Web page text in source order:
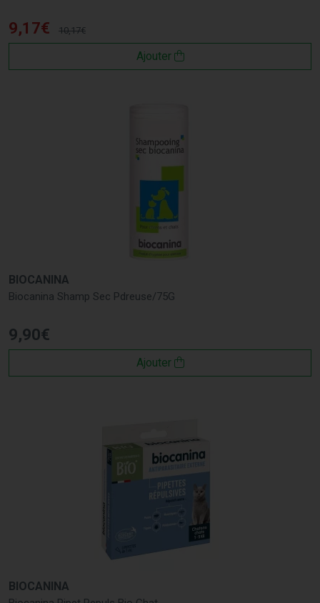
9,17€ 10,17€
Ajouter
BIOCANINA
Biocanina Shamp Sec Pdreuse/75G
9,90€
Ajouter
BIOCANINA